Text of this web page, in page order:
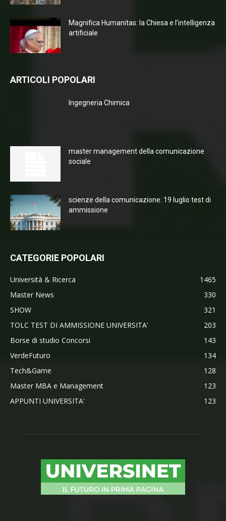
Magnifica Humanitas: la Chiesa e l’intelligenza
artificiale
ARTICOLI POPOLARI
Ingegneria Chimica
master management della comunicazione
sociale
scienze della comunicazione: 19 luglio test di
ammissione
CATEGORIE POPOLARI
Università & Ricerca
1465
Master News
330
SHOW
321
TOLC TEST DI AMMISSIONE UNIVERSITA'
203
Borse di studio Concorsi
143
VerdeFuturo
134
Tech&Game
128
Master MBA e Management
123
APPUNTI UNIVERSITA'
123